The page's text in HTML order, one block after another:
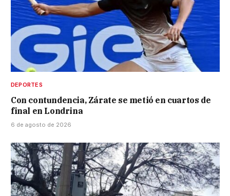
DEPORTES
Con contundencia, Zárate se metió en cuartos de
final en Londrina
6 de agosto de 2026